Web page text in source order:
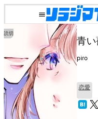
読切
青
piro
恋愛